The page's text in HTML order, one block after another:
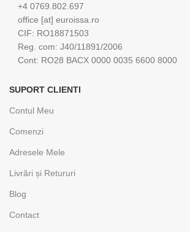
+4 0769.802.697
office [at] euroissa.ro
CIF: RO18871503
Reg. com: J40/11891/2006
Cont: RO28 BACX 0000 0035 6600 8000
SUPORT CLIENTI
Contul Meu
Comenzi
Adresele Mele
Livrări și Retururi
Blog
Contact